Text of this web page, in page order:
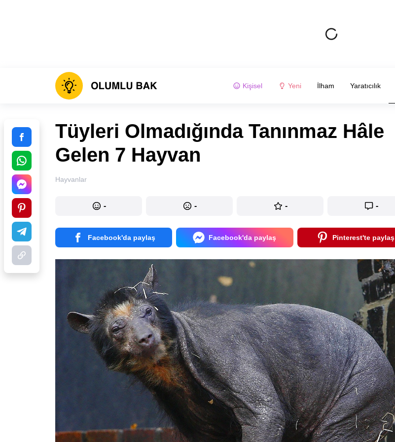
Kişisel Yeni İlham Yaratıcılık
Tüyleri Olmadığında Tanınmaz Hâle
Gelen 7 Hayvan
Hayvanlar
- - - -
Facebook'da paylaş Facebook'da paylaş Pinterest'te paylaş